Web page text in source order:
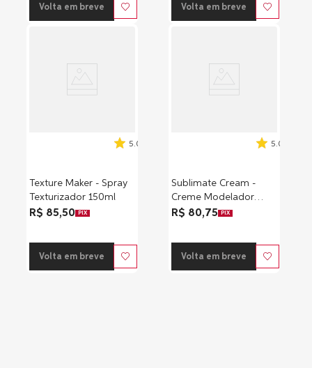
Volta em breve Volta em breve
5.0
Texture Maker - Spray
Texturizador 150ml
R$ 85,50 PIX
Volta em breve
5.0
Sublimate Cream -
Creme Modelador
100ml
R$ 80,75 PIX
Volta em breve